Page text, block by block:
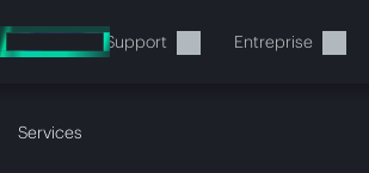
au
contenu
Support Entreprise
ServicesBibliothèque de